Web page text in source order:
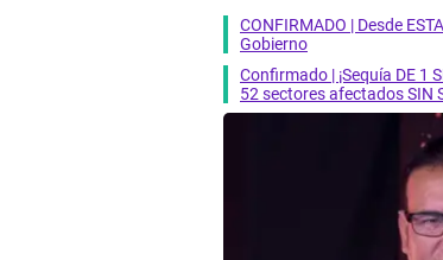
CONFIRMADO | Desde
Gobierno
Confirmado | ¡Sequía DE 1
52 sectores afectados SIN